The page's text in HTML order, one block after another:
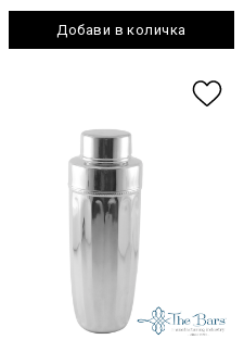
Добави в количка